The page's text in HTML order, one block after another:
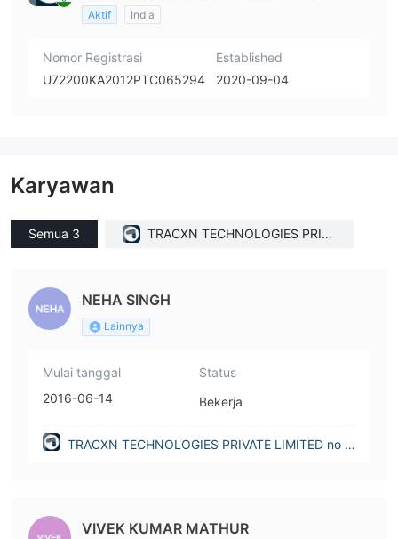
Aktif India
Nomor Registrasi
U72200KA2012PTC065294
Established
2020-09-04
Karyawan
Semua 3
TRACXN TECHNOLOGIES PRIVA
NEHA SINGH
Lainnya
Mulai tanggal
2016-06-14
Status
Bekerja
TRACXN TECHNOLOGIES PRIVATE LIMITED no lo
VIVEK KUMAR MATHUR